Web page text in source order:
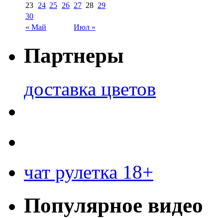
« Май Июл »
23 24 25 26 27 28 29
30
Партнеры
доставка цветов
чат рулетка 18+
Популярное видео